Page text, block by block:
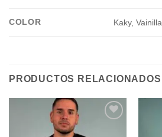
COLOR Kaky, Vainilla
PRODUCTOS RELACIONADOS